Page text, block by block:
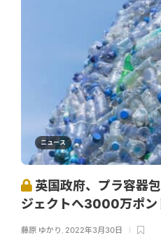
ニュース
英国政府、プラ容器
ジェクトへ3000万ポン
藤原 ゆかり , 2022年3月30日